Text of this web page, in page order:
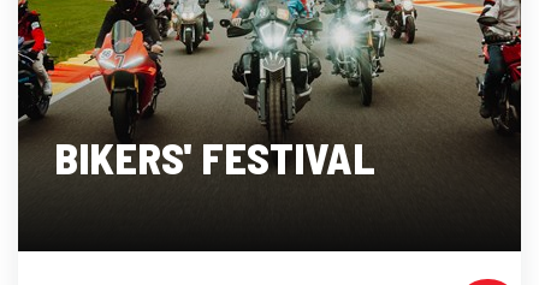
BIKERS' FESTIVAL